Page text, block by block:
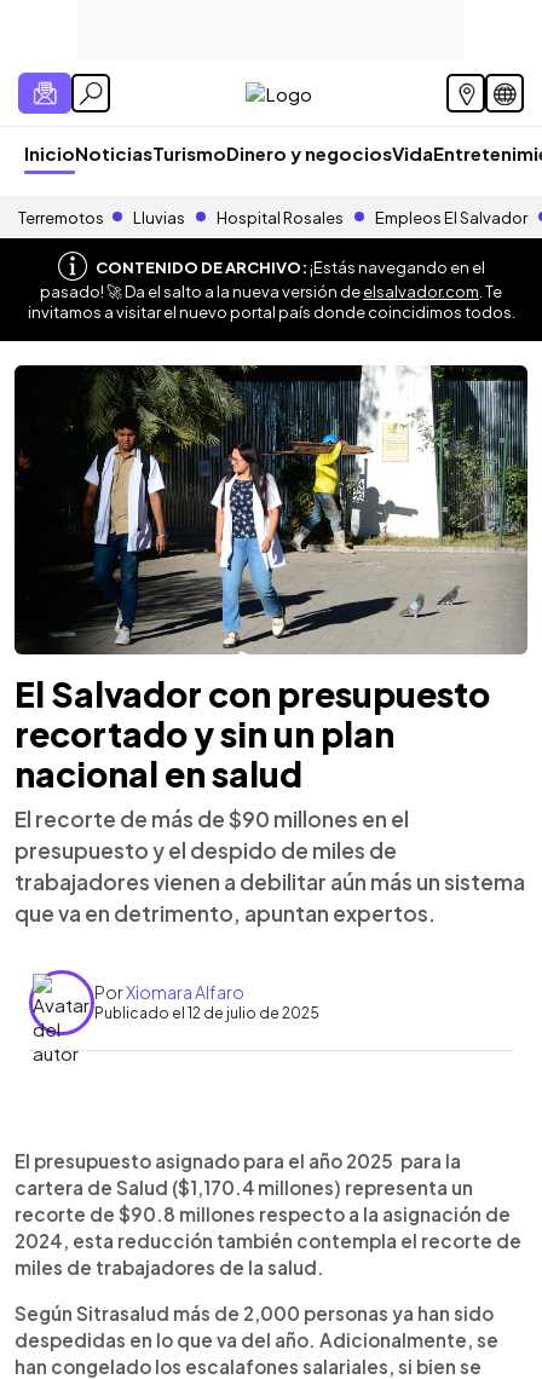
InicioNoticiasTurismoDinero y negociosVida
Terremotos Lluvias Hospital Rosales Empleos El Salvador
CONTENIDO DE ARCHIVO:¡Estás navegando en el
pasado! 🚀 Da el salto a la nueva versión deelsalvador.com . Te
invitamos a visitar el nuevo portal país donde coincidimos todos.
El Salvador con presupuesto
recortado y sin un plan
nacional en salud
El recorte de más de $90 millones en el
presupuesto y el despido de miles de
trabajadores vienen a debilitar aún más un sistema
que va en detrimento, apuntan expertos.
PorXiomara Alfaro
Publicado el 12 de julio de 2025
Escuchar artículo
El presupuesto asignado para el año 2025 para la
cartera de Salud ($1,170.4 millones) representa un
recorte de $90.8 millones respecto a la asignación de
2024, esta reducción también contempla el recorte de
miles de trabajadores de la salud.
Según Sitrasalud más de 2,000 personas ya han sido
despedidas en lo que va del año. Adicionalmente, se
han congelado los escalafones salariales, si bien se